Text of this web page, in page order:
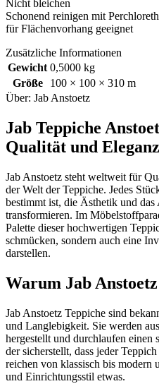
Nicht bleichen
Schonend reinigen mit
für Flächenvorhang geeignet
Zusätzliche Informationen
Gewicht 0,5000 kg
Größe
100 × 100 × 310 m
Über: Jab Anstoetz
Jab Teppiche
Qualität und Eleganz
Jab Anstoetz steht weltweit für
der Welt der Teppiche. Jedes
bestimmt ist, die Ästhetik und das
transformieren. Im
Palette dieser hochwertigen
schmücken, sondern auch eine
darstellen.
Warum Jab
Jab Anstoetz Teppiche sind
und Langlebigkeit. Sie werden
hergestellt und durchlaufen einen
der sicherstellt, dass jeder
reichen von klassisch bis modern
und Einrichtungsstil etwas.